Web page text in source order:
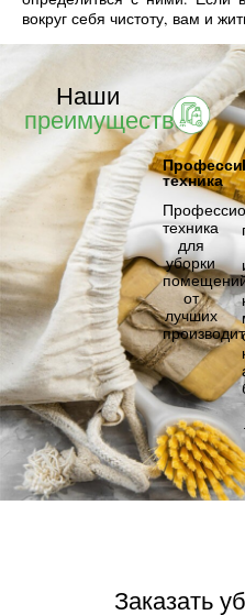
вокруг себя чистоту, вам и
Наши
преимущества
техника
техника
для
уборки
от
лучших
Заказать